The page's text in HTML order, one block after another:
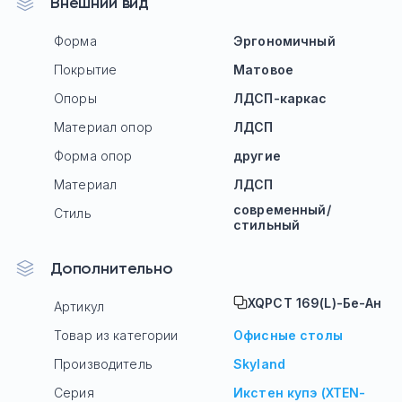
Форма
Эргономичный
Покрытие
Матовое
Опоры
ЛДСП-каркас
Материал опор
ЛДСП
Форма опор
другие
Материал
ЛДСП
Стиль
современный/
стильный
Дополнительно
Артикул XQPCT 169(L)-Бе-Ан
Товар из категории
Офисные столы
Производитель
Skyland
Серия
Икстен купэ (XTEN-